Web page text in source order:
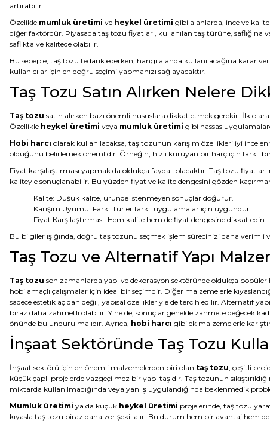
artırabilir.
Özelikle mumluk üretimi ve heykel üretimi gibi alanlarda, ince ve
diğer faktördür. Piyasada taş tozu fiyatları, kullanılan taş türüne,
saflıkta ve kalitede olabilir.
Bu sebeple, taş tozu tedarik ederken, hangi alanda kullanılacağına karar
kullanıcılar için en doğru seçimi yapmanızı sağlayacaktır.
Taş Tozu Satın Alırken Nelere
Taş tozu satın alırken bazı önemli hususlara dikkat etmek gerekir. İlk
Özellikle heykel üretimi veya mumluk üretimi gibi hassas
Hobi harcı olarak kullanılacaksa, taş tozunun karışım özellikleri iyi
olduğunu belirlemek önemlidir. Örneğin, hızlı kuruyan bir harç için farklı
Fiyat karşılaştırması yapmak da oldukça faydalı olacaktır. Taş tozu
kaliteyle sonuçlanabilir. Bu yüzden fiyat ve kalite dengesini gözden
Kalite: Düşük kalite, üründe istenmeyen sonuçlar doğurur.
Karışım Uyumu: Farklı türler farklı uygulamalar için uygundur.
Fiyat Karşılaştırması: Hem kalite hem de fiyat dengesine dikkat edin.
Bu bilgiler ışığında, doğru taş tozunu seçmek işlem sürecinizi daha verimli
Taş Tozu ve Alternatif Yapı
Taş tozu son zamanlarda yapı ve dekorasyon sektöründe oldukça
hobi amaçlı çalışmalar için ideal bir seçimdir. Diğer malzemelerle
sadece estetik açıdan değil, yapısal özellikleriyle de tercih edilir. Alternatif
biraz daha zahmetli olabilir. Yine de, sonuçlar genelde zahmete değecek
önünde bulundurulmalıdır. Ayrıca, hobi harcı gibi ek malzemelerle
İnşaat Sektöründe Taş Tozu
İnşaat sektörü için en önemli malzemelerden biri olan taş tozu , çeşitli
küçük çaplı projelerde vazgeçilmez bir yapı taşıdır. Taş tozunun
miktarda kullanılmadığında veya yanlış uygulandığında beklenmedik
Mumluk üretimi ya da küçük heykel üretimi projelerinde, taş tozu
kıyasla taş tozu biraz daha zor şekil alır. Bu durum hem bir avantaj hem